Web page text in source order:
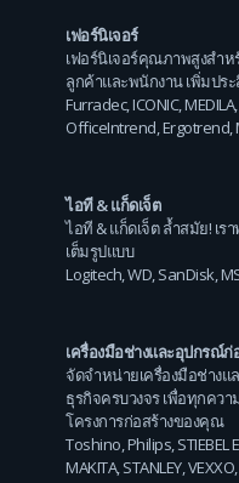
เฟอร์นิเจอร์
เฟอร์นิเจอร์คุณภาพสูงสำ
ลูกค้าและพนักงาน เพิ่มปร
Furradec,ICONIC,MEDILA,
OfficeIntrend,Ergotrend,
ไอที & แก็ดเจ็ต
ไอที & แก็ดเจ็ต ล้ำสมัย! เ
เต็มรูปแบบ
Logitech,WD,SanDisk,
เครื่องมือช่างและอุปกรณ์ก่
จัดจำหน่ายเครื่องมือช่าง
ธุรกิจครบวงจร เพื่อทุกคว
โครงการก่อสร้างของคุณ
Toshino Philips STIEBEL
MAKITA, STANLEY, VEXXO